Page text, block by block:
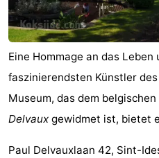
Eine Hommage an das Leben
faszinierendsten Künstler
Museum, das dem
Delvaux gewidmet ist, bietet
Paul Delvauxlaan 42, Sint-